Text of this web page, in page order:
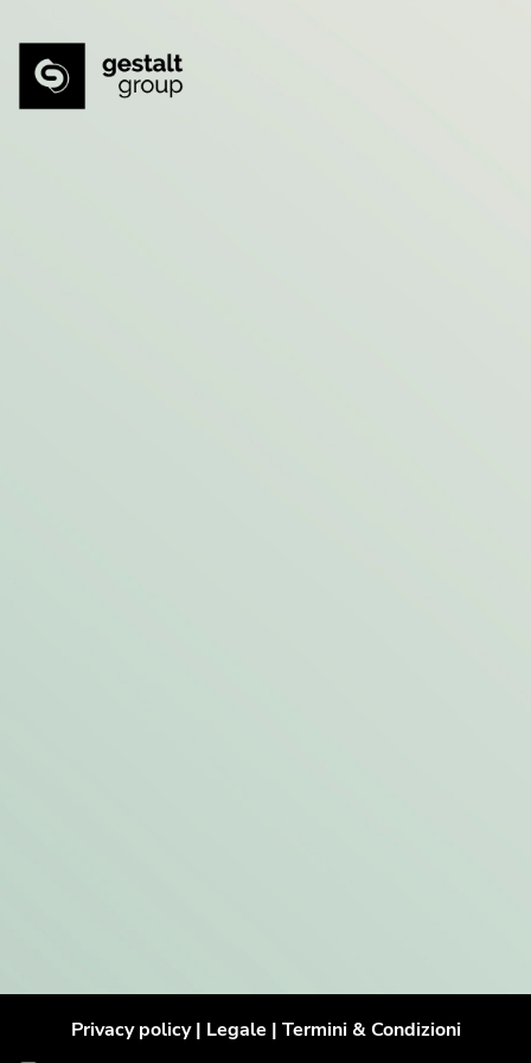
Privacy policy| Legale | Termini & Condizioni